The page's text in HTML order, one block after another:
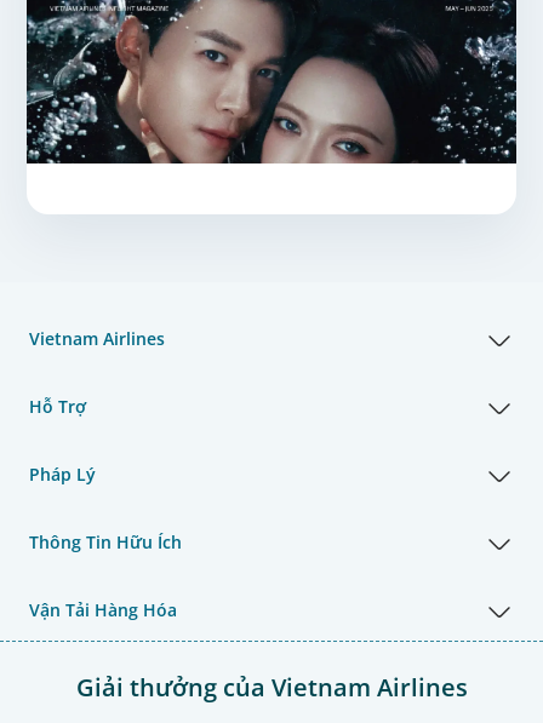
Vietnam Airlines
Hỗ Trợ
Pháp Lý
Thông Tin Hữu Ích
Vận Tải Hàng Hóa
Giải thưởng của Vietnam Airlines